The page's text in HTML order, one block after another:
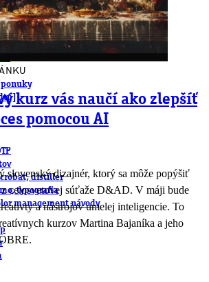
mobilné aplikácie
distiller
typografia
management návody
kurz vás naučí ako zlepšíť
pomocou AI
slovenský dizajnér, ktorý sa môže popýšiť
z celosvetovej súťaže D&AD. V máji bude
a nástrojov umelej inteligencie. To
kurzov Martina Bajaníka a jeho